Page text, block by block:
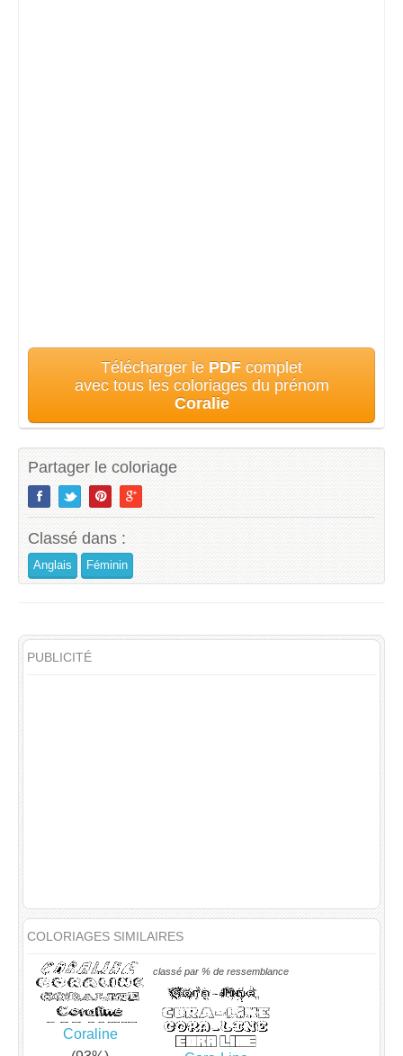
Télécharger le PDF complet
avec tous les coloriages du prénom
Coralie
Partager le coloriage
Classé dans :
Anglais Féminin
PUBLICITÉ
COLORIAGES SIMILAIRES
classé par % de ressemblance
Coraline